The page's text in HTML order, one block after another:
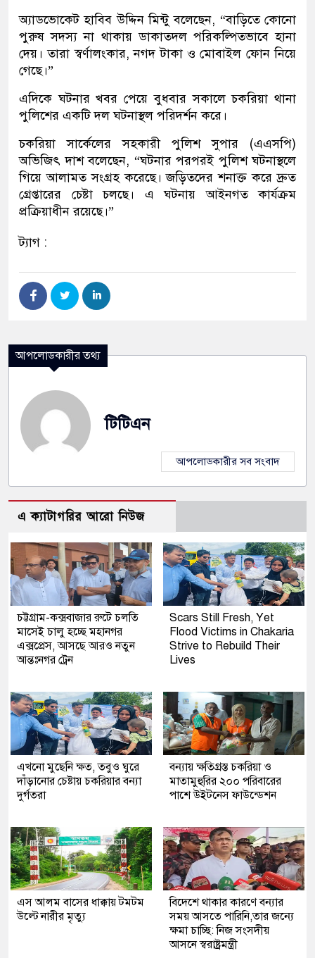
অ্যাডভোকেট হাবিব উদ্দিন মিন্টু বলেছেন, “বাড়িতে কোনো
পুরুষ সদস্য না থাকায় ডাকাতদল পরিকল্পিতভাবে হানা
দেয়। তারা স্বর্ণালংকার, নগদ টাকা ও মোবাইল ফোন নিয়ে
গেছে।”
এদিকে ঘটনার খবর পেয়ে বুধবার সকালে চকরিয়া থানা
পুলিশের একটি দল ঘটনাস্থল পরিদর্শন করে।
চকরিয়া সার্কেলের সহকারী পুলিশ সুপার (এএসপি)
অভিজিৎ দাশ বলেছেন, “ঘটনার পরপরই পুলিশ ঘটনাস্থলে
গিয়ে আলামত সংগ্রহ করেছে। জড়িতদের শনাক্ত করে দ্রুত
গ্রেপ্তারের চেষ্টা চলছে। এ ঘটনায় আইনগত কার্যক্রম
প্রক্রিয়াধীন রয়েছে।”
ট্যাগ :
আপলোডকারীর তথ্য
টিটিএন
আপলোডকারীর সব সংবাদ
এ ক্যাটাগরির আরো নিউজ
চট্টগ্রাম-কক্সবাজার রুটে চলতি
মাসেই চালু হচ্ছে মহানগর
এক্সপ্রেস, আসছে আরও নতুন
আন্তঃনগর ট্রেন
Scars Still Fresh, Yet
Flood Victims in Chakaria
Strive to Rebuild Their
Lives
এখনো মুছেনি ক্ষত, তবুও ঘুরে
দাঁড়ানোর চেষ্টায় চকরিয়ার বন্যা
দুর্গতরা
বন্যায় ক্ষতিগ্রস্ত চকরিয়া ও
মাতামুহুরির ২০০ পরিবারের
পাশে উইটনেস ফাউন্ডেশন
এস আলম বাসের ধাক্কায় টমটম
উল্টে নারীর মৃত্যু
বিদেশে থাকার কারণে বন্যার
সময় আসতে পারিনি,তার জন্যে
ক্ষমা চাচ্ছি: নিজ সংসদীয়
আসনে স্বরাষ্ট্রমন্ত্রী